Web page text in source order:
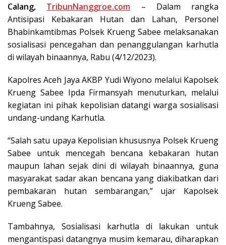
Calang, TribunNanggroe.com – Dalam rangka
Antisipasi Kebakaran Hutan dan Lahan, Personel
Bhabinkamtibmas Polsek Krueng Sabee melaksanakan
sosialisasi pencegahan dan penanggulangan karhutla
di wilayah binaannya, Rabu (4/12/2023).
Kapolres Aceh Jaya AKBP Yudi Wiyono melalui Kapolsek
Krueng Sabee Ipda Firmansyah menuturkan, melalui
kegiatan ini pihak kepolisian datangi warga sosialisasi
undang-undang Karhutla.
“Salah satu upaya Kepolisian khususnya Polsek Krueng
Sabee untuk mencegah bencana kebakaran hutan
maupun lahan sejak dini di wilayah binaannya, guna
masyarakat sadar akan bencana yang diakibatkan dari
pembakaran hutan sembarangan,” ujar Kapolsek
Krueng Sabee.
Tambahnya, Sosialisasi karhutla di lakukan untuk
mengantispasi datangnya musim kemarau, diharapkan